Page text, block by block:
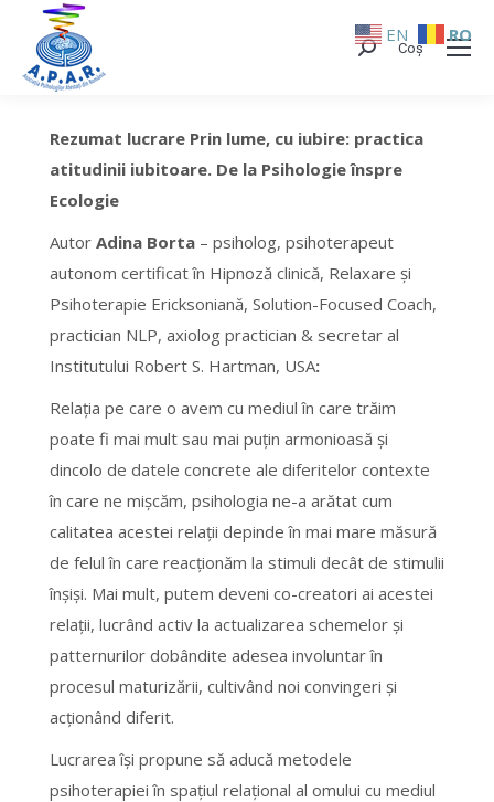
Search:Coș
Rezumat lucrare Prin lume, cu iubire: practica
atitudinii iubitoare. De la Psihologie înspre
Ecologie
Autor Adina Borta – psiholog, psihoterapeut
autonom certificat în Hipnoză clinică, Relaxare şi
Psihoterapie Ericksoniană, Solution-Focused Coach,
practician NLP, axiolog practician & secretar al
Institutului Robert S. Hartman, USA:
Relația pe care o avem cu mediul în care trăim
poate fi mai mult sau mai puțin armonioasă și
dincolo de datele concrete ale diferitelor contexte
în care ne mișcăm, psihologia ne-a arătat cum
calitatea acestei relații depinde în mai mare măsură
de felul în care reacționăm la stimuli decât de stimulii
înșiși. Mai mult, putem deveni co-creatori ai acestei
relații, lucrând activ la actualizarea schemelor şi
patternurilor dobândite adesea involuntar în
procesul maturizării, cultivând noi convingeri şi
acționând diferit.
Lucrarea își propune să aducă metodele
psihoterapiei în spațiul relațional al omului cu mediul
EN RO